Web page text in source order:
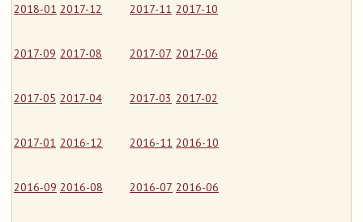
2018-01 2017-12 2017-11 2017-10
2017-09 2017-08 2017-07 2017-06
2017-05 2017-04 2017-03 2017-02
2017-01 2016-12 2016-11 2016-10
2016-09 2016-08 2016-07 2016-06